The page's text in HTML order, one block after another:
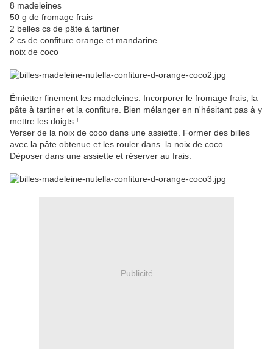
8 madeleines
50 g de fromage frais
2 belles cs de pâte à tartiner
2 cs de confiture orange et mandarine
noix de coco
Émietter finement les madeleines. Incorporer le fromage frais, la
pâte à tartiner et la confiture. Bien mélanger en n'hésitant pas à y
mettre les doigts !
Verser de la noix de coco dans une assiette. Former des billes
avec la pâte obtenue et les rouler dans la noix de coco.
Déposer dans une assiette et réserver au frais.
Publicité